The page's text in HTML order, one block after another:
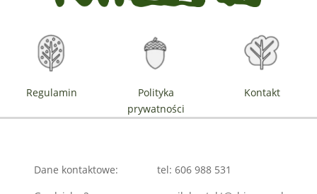
Regulamin
Polityka
prywatności
Kontakt
Dane kontaktowe:
tel: 606 988 531